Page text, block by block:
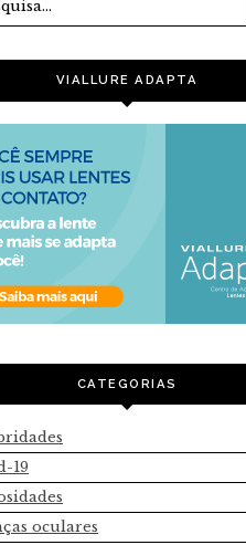
VIALLURE ADAPTA
CATEGORIAS
19
oculares